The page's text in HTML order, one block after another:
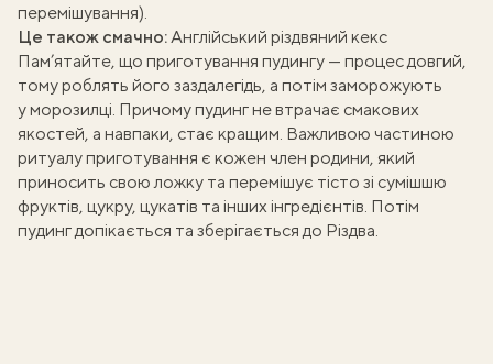
перемішування).
Це також смачно: Англійський різдвяний кекс
Пам’ятайте, що приготування пудингу — процес довгий,
тому роблять його заздалегідь, а потім заморожують
у морозилці. Причому пудинг не втрачає смакових
якостей, а навпаки, стає кращим. Важливою частиною
ритуалу приготування є кожен член родини, який
приносить свою ложку та перемішує тісто зі сумішшю
фруктів, цукру, цукатів та інших інгредієнтів. Потім
пудинг допікається та зберігається до Різдва.